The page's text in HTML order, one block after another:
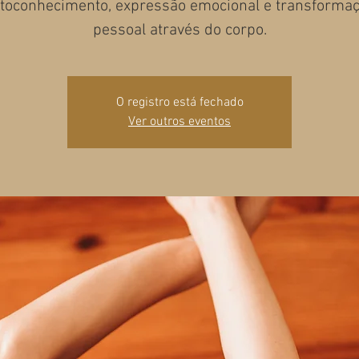
expressão emocional e
pessoal através do corpo.
O registro está fechado
Ver outros eventos